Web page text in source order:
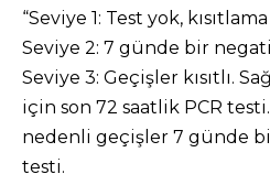
“Seviye 1: Test yok,
Seviye 2: 7 günde bir
Seviye 3: Geçişler kısıtlı.
için son 72 saatlik PCR
nedenli geçişler 7 günde
testi.